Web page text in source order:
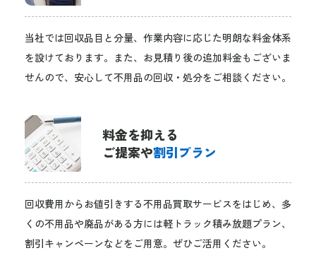
当社では回収品目と分量、作業内容に応じた明朗な料金体系
を設けております。また、お見積り後の追加料金もございま
せんので、安心して不用品の回収・処分をご相談ください。
料金を抑える
ご提案や割引プラン
回収費用からお値引きする不用品買取サービスをはじめ、多
くの不用品や廃品がある方には軽トラック積み放題プラン、
割引キャンペーンなどをご用意。ぜひご活用ください。